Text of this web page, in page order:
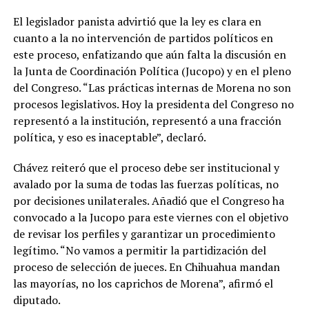
El legislador panista advirtió que la ley es clara en
cuanto a la no intervención de partidos políticos en
este proceso, enfatizando que aún falta la discusión en
la Junta de Coordinación Política (Jucopo) y en el pleno
del Congreso. “Las prácticas internas de Morena no son
procesos legislativos. Hoy la presidenta del Congreso no
representó a la institución, representó a una fracción
política, y eso es inaceptable”, declaró.
Chávez reiteró que el proceso debe ser institucional y
avalado por la suma de todas las fuerzas políticas, no
por decisiones unilaterales. Añadió que el Congreso ha
convocado a la Jucopo para este viernes con el objetivo
de revisar los perfiles y garantizar un procedimiento
legítimo. “No vamos a permitir la partidización del
proceso de selección de jueces. En Chihuahua mandan
las mayorías, no los caprichos de Morena”, afirmó el
diputado.